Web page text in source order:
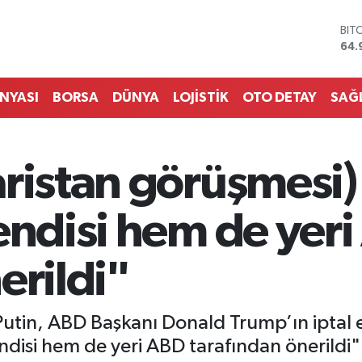
BORSA DÜNYA LOJİSTİK OTO DETAY
hem de yeri
ABD Başkanı Donald Trump’ın
hem de yeri ABD tarafından